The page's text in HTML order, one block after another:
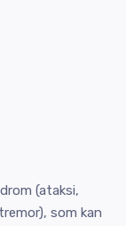
(ataksi,
som kan